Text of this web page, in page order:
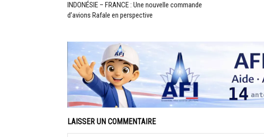
INDONÉSIE – FRANCE : Une nouvelle commande
d’avions Rafale en perspective
LAISSER UN COMMENTAIRE